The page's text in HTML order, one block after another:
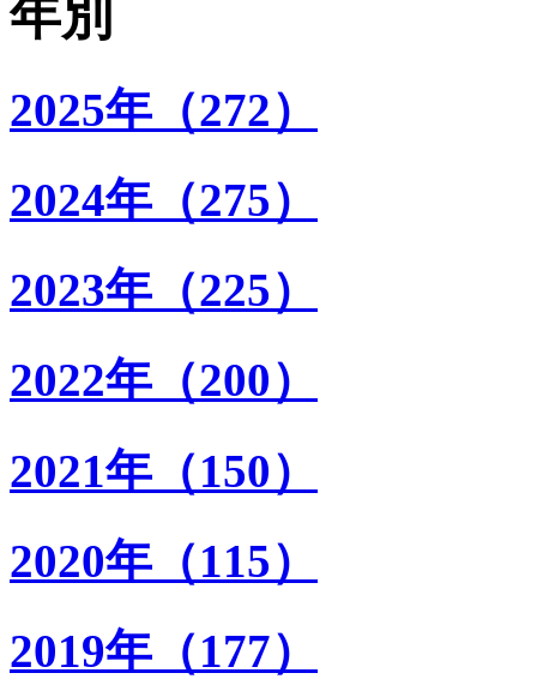
年別
2025年（272）
2024年（275）
2023年（225）
2022年（200）
2021年（150）
2020年（115）
2019年（177）